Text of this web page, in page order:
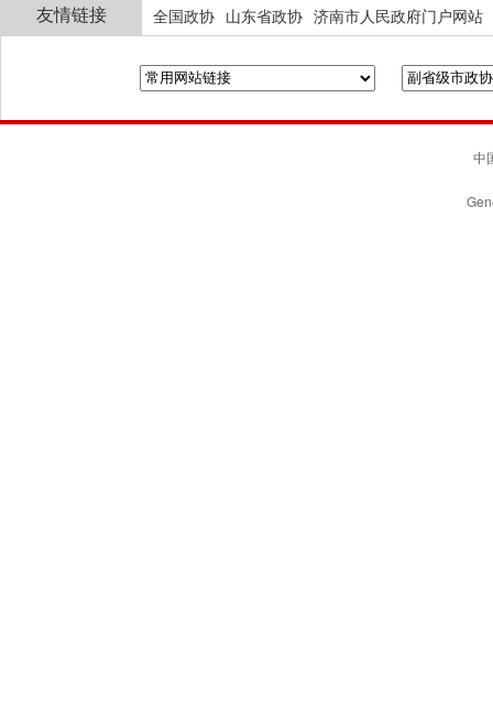
友情链接 全国政协 山东省政协 济南市人民政府门户网站
中